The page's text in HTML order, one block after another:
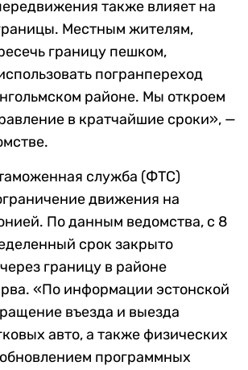
также влияет на
Местным жителям,
границу пешком,
погранпереход
районе. Мы откроем
в кратчайшие сроки», —
служба (ФТС)
движения на
По данным ведомства, с 8
срок закрыто
границу в районе
«По информации эстонской
въезда и выезда
авто, а также физических
программных